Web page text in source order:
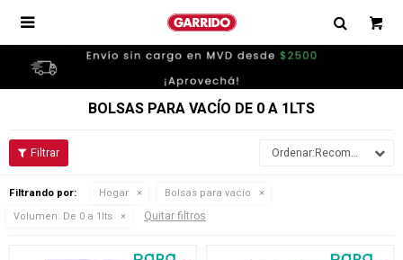

BOLSAS PARA VACÍO DE 0 A 1LTS
Recomendados
Filtrando por: Hogar
Bolsas para vacío
Volumen: De 0 a 1lts Quitar filtros